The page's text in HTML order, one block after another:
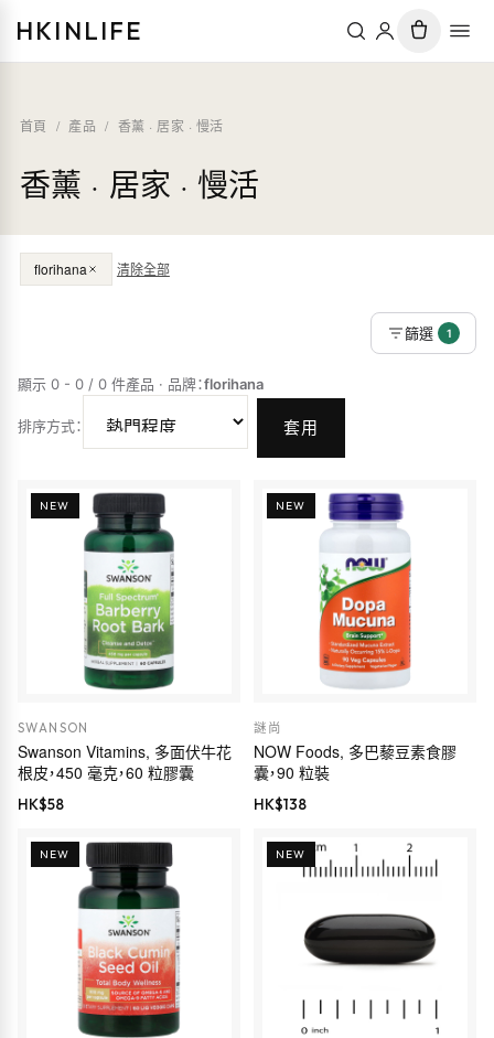
HKINLIFE
首頁 / 產品 / 香薰 · 居家 · 慢活
香薰 · 居家 · 慢活
florihana 清除全部
篩選 1
顯示 0 - 0 / 0 件產品 · 品牌：florihana
排序方式： 套用
NEW
SWANSON
Swanson Vitamins, 多面伏牛花
根皮，450 毫克，60 粒膠囊
HK$58
NEW
謎尚
NOW Foods, 多巴藜豆素食膠
囊，90 粒裝
HK$138
NEW NEW